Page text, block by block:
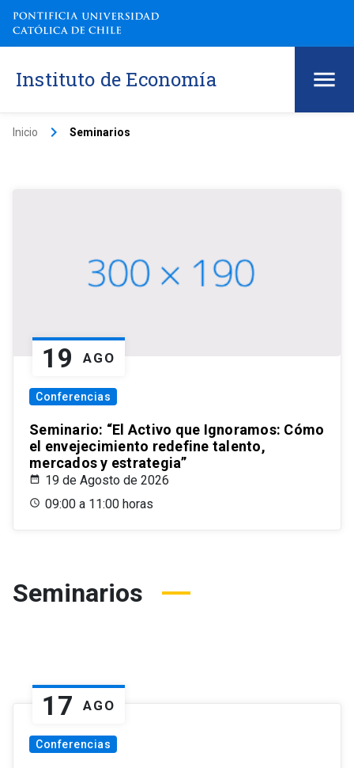
Instituto de Economía
Inicio keyboard_arrow_right Seminarios
19 AGO
Conferencias
Seminario: “El Activo que Ignoramos: Cómo
el envejecimiento redefine talento,
mercados y estrategia”
19 de Agosto de 2026
09:00 a 11:00 horas
Seminarios
17 AGO
Conferencias